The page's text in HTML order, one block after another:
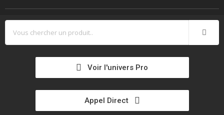
Voir l'univers Pro
Appel Direct